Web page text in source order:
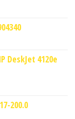
DeskJet 4120e
200.0